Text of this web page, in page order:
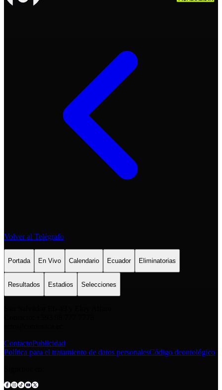
Volver al Telégrafo
Portada En Vivo Calendario Ecuador Eliminatorias
Resultados Estadios Selecciones
ContactoPublicidad
Política para el tratamiento de datos personalesCódigo deontológico